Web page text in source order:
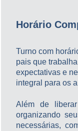
Horário
Turno com
pais que
expectativas e
integral para os
Além de
organizando
necessárias,